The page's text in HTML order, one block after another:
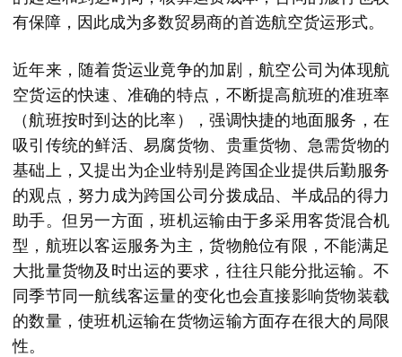
有保障，因此成为多数贸易商的首选航空货运形式。
近年来，随着货运业竟争的加剧，航空公司为体现航
空货运的快速、准确的特点，不断提高航班的准班率
（航班按时到达的比率），强调快捷的地面服务，在
吸引传统的鲜活、易腐货物、贵重货物、急需货物的
基础上，又提出为企业特别是跨国企业提供后勤服务
的观点，努力成为跨国公司分拨成品、半成品的得力
助手。但另一方面，班机运输由于多采用客货混合机
型，航班以客运服务为主，货物舱位有限，不能满足
大批量货物及时出运的要求，往往只能分批运输。不
同季节同一航线客运量的变化也会直接影响货物装载
的数量，使班机运输在货物运输方面存在很大的局限
性。